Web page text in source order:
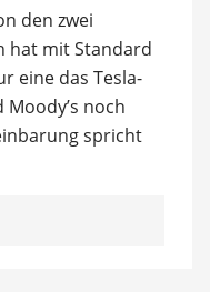
den zwei
hat mit Standard
eine das Tesla-
noch
spricht